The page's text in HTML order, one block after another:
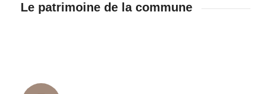
Le patrimoine de la commune